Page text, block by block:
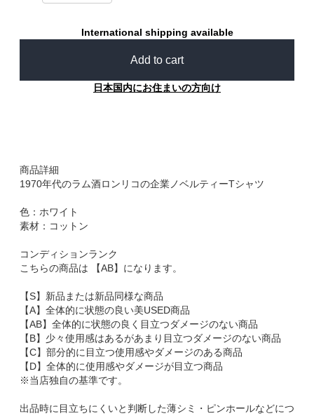
International shipping available
Add to cart
日本国内にお住まいの方向け
商品詳細
1970年代のラム酒ロンリコの企業ノベルティーTシャツ
色：ホワイト
素材：コットン
コンディションランク
こちらの商品は 【AB】になります。
【S】新品または新品同様な商品
【A】全体的に状態の良い美USED商品
【AB】全体的に状態の良く目立つダメージのない商品
【B】少々使用感はあるがあまり目立つダメージのない商品
【C】部分的に目立つ使用感やダメージのある商品
【D】全体的に使用感やダメージが目立つ商品
※当店独自の基準です。
出品時に目立ちにくいと判断した薄シミ・ピンホールなどにつ